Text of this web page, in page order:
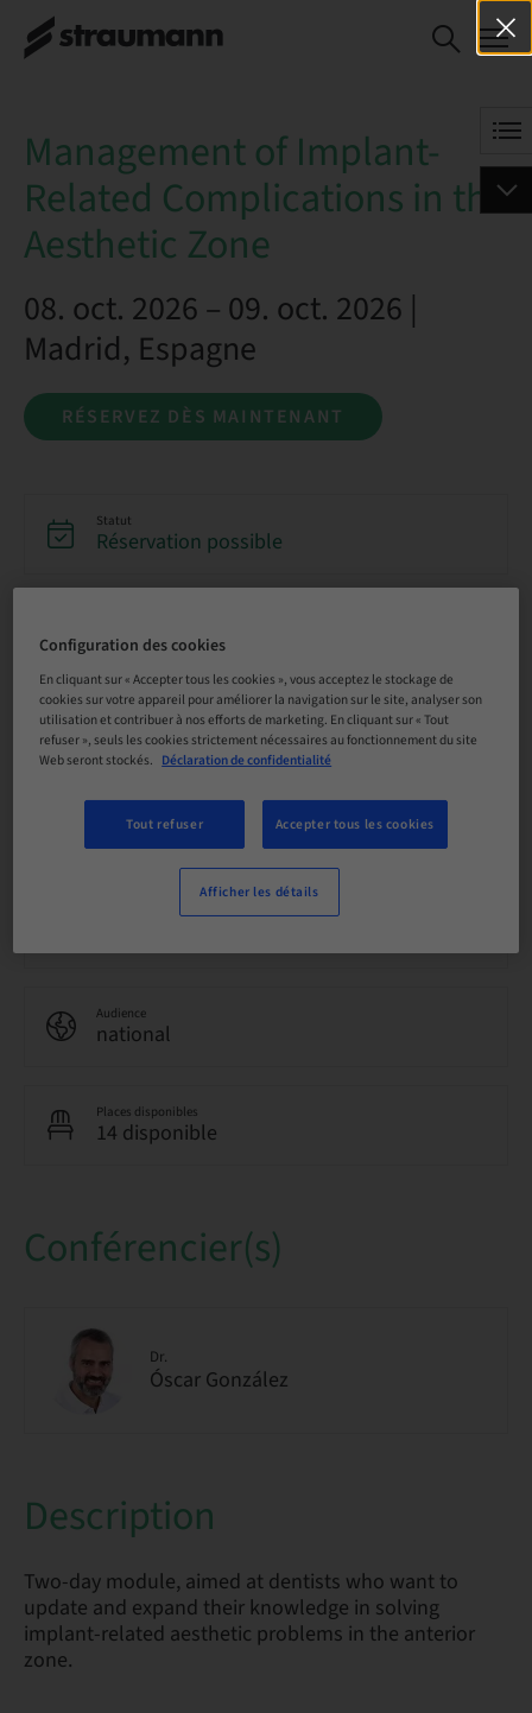
Management of
Implant-Related
Zone
Management of Implant-
Related Complications in the
Aesthetic Zone
08. oct. 2026 – 09. oct. 2026 |
Madrid, Espagne
RÉSERVEZ DÈS MAINTENANT
Statut
Réservation possible
09. oct. 2026 (UTC+1)
Prix par participant (avec taxes locales en vigueur)
EUR 2200.00
Langue
Anglais
Audience
national
Places disponibles
14 disponible
Conférencier(s)
Dr.
Óscar González
Description
Two-day module, aimed at dentists who want to
update and expand their knowledge in solving
implant-related aesthetic problems in the anterior
zone.
Configuration des cookies
En cliquant sur « Accepter tous les cookies », vous acceptez le stockage de
cookies sur votre appareil pour améliorer la navigation sur le site, analyser son
utilisation et contribuer à nos efforts de marketing. En cliquant sur « Tout
refuser », seuls les cookies strictement nécessaires au fonctionnement du site
Web seront stockés. Déclaration de confidentialité
Tout refuser Accepter tous les cookies
Afficher les détails